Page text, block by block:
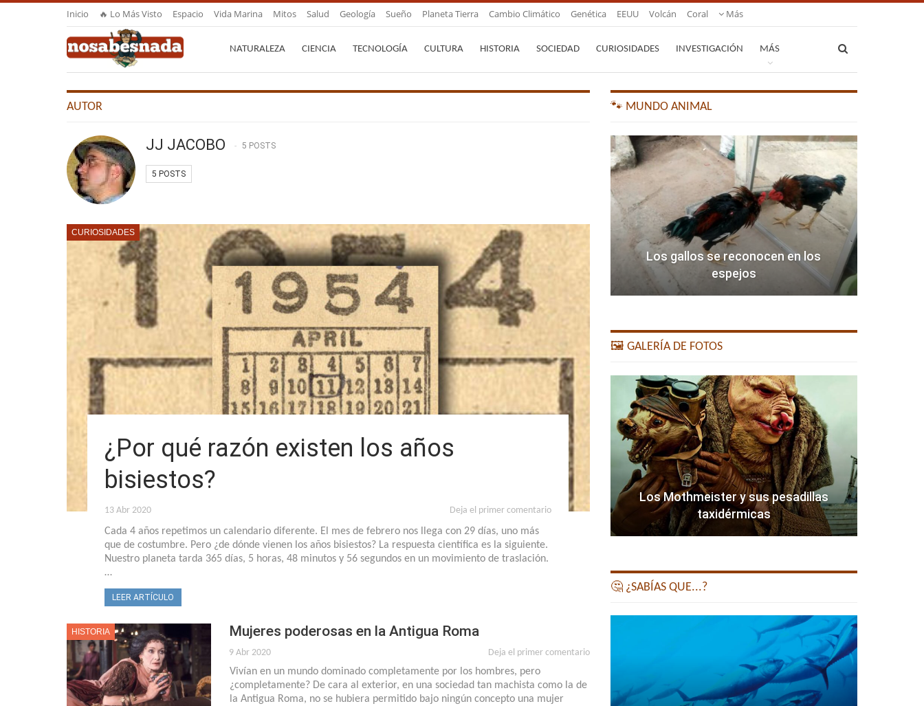
Inicio 🔥 Lo Más Visto Espacio Vida Marina Mitos Salud Geología Sueño Planeta Tierra Cambio Climático Genética EEUU Volcán Coral Más
NATURALEZA CIENCIA TECNOLOGÍA CULTURA HISTORIA SOCIEDAD CURIOSIDADES INVESTIGACIÓN MÁS
AUTOR
JJ JACOBO 5 POSTS
5 POSTS
CURIOSIDADES
¿Por qué razón existen los años
bisiestos?
13 Abr 2020 Deja el primer comentario
Cada 4 años repetimos un calendario diferente. El mes de febrero nos llega con 29 días, uno más
que de costumbre. Pero ¿de dónde vienen los años bisiestos? La respuesta científica es la siguiente.
Nuestro planeta tarda 365 días, 5 horas, 48 minutos y 56 segundos en un movimiento de traslación.
…
LEER ARTÍCULO
HISTORIA Mujeres poderosas en la Antigua Roma
9 Abr 2020 Deja el primer comentario
Vivían en un mundo dominado completamente por los hombres, pero
¿completamente? De cara al exterior, en una sociedad tan machista como la de
la Antigua Roma, no se hubiera permitido bajo ningún concepto una mujer
🐾 MUNDO ANIMAL
Los gallos se reconocen en los
espejos
🖼️ GALERÍA DE FOTOS
Los Mothmeister y sus pesadillas
taxidérmicas
🤔 ¿SABÍAS QUE...?